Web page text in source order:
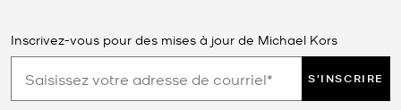
Inscrivez-vous pour des mises à jour de Michael Kors
S'INSCRIRE